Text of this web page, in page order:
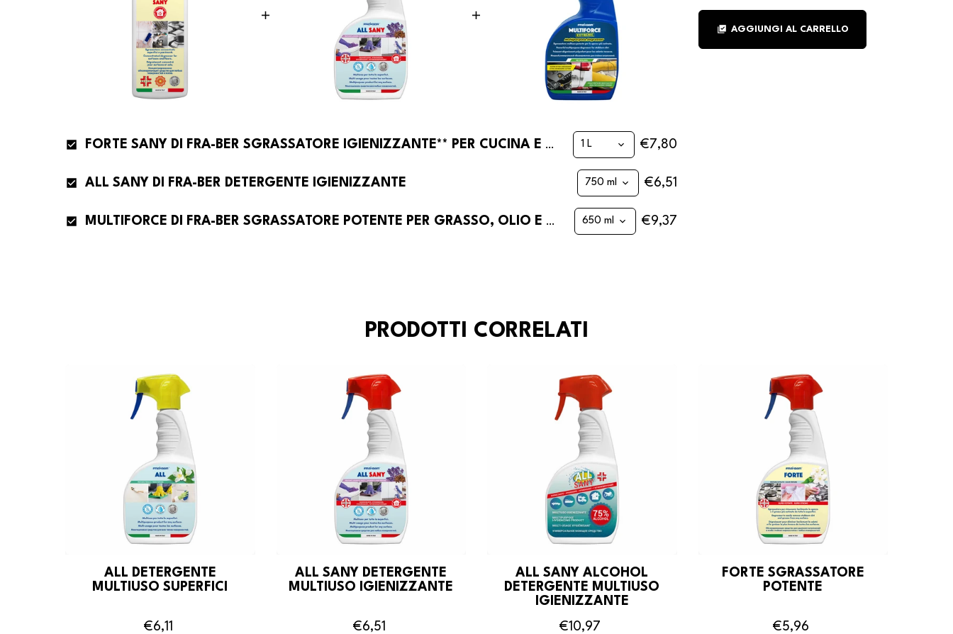
library_add_check AGGIUNGI AL CARRELLO
FORTE SANY DI FRA-BER SGRASSATORE IGIENIZZANTE** PER CUCINA E ACCIAIO €7,80
ALL SANY DI FRA-BER DETERGENTE IGIENIZZANTE €6,51
MULTIFORCE DI FRA-BER SGRASSATORE POTENTE PER GRASSO, OLIO E MOTORI E INDUSTRIA €9,37
PRODOTTI CORRELATI
ALL DETERGENTE
MULTIUSO SUPERFICI
€6,11
ALL SANY DETERGENTE
MULTIUSO IGIENIZZANTE
€6,51
ALL SANY ALCOHOL
DETERGENTE MULTIUSO
IGIENIZZANTE
€10,97
FORTE SGRASSATORE
POTENTE
€5,96